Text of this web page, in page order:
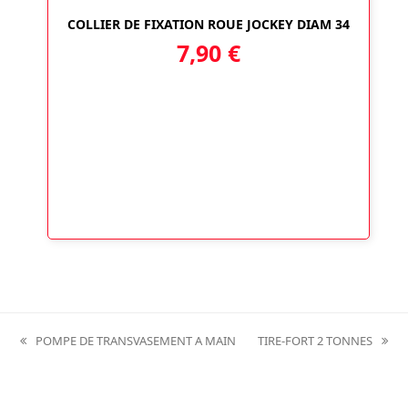
COLLIER DE FIXATION ROUE JOCKEY DIAM 34
7,90 €
previous
POMPE DE TRANSVASEMENT A MAIN
next
TIRE-FORT 2 TONNES